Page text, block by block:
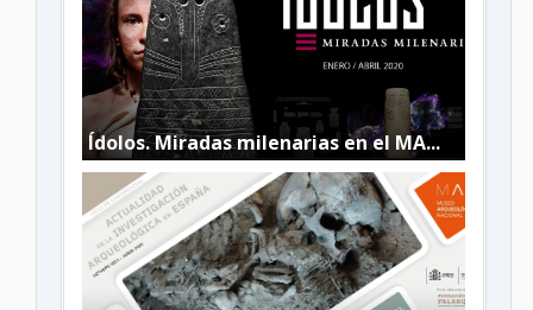
Ídolos. Miradas milenarias en el MA...